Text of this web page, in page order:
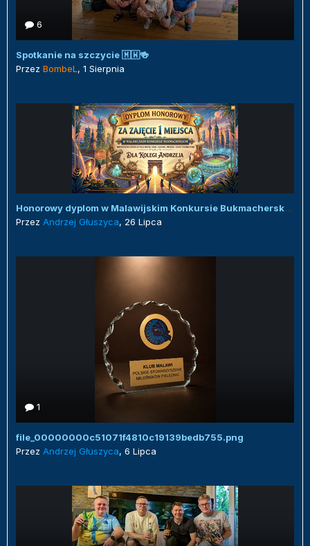
6
Spotkanie na szczycie 🇲🇼🍻
Przez BombeL , 1 Sierpnia
Honorowy dyplom w Malawijskim Konkursie Bukmacherskim :)
Przez Andrzej Głuszyca, 26 Lipca
1
file_00000000c51071f4810c19139bedb755.png
Przez Andrzej Głuszyca, 6 Lipca